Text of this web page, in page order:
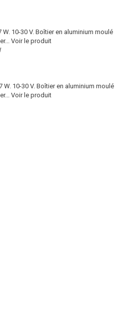
10-30 V. Boîtier en aluminium moulé
Voir le produit
W. 10-30 V. Boîtier en aluminium moulé
Voir le produit